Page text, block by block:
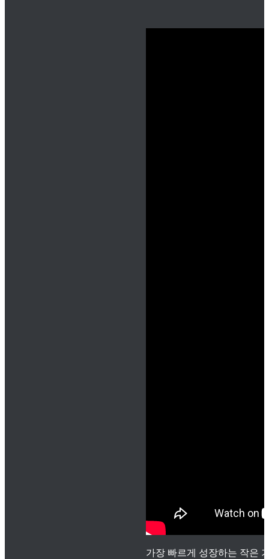
가장 빠르게 성장하는 작은